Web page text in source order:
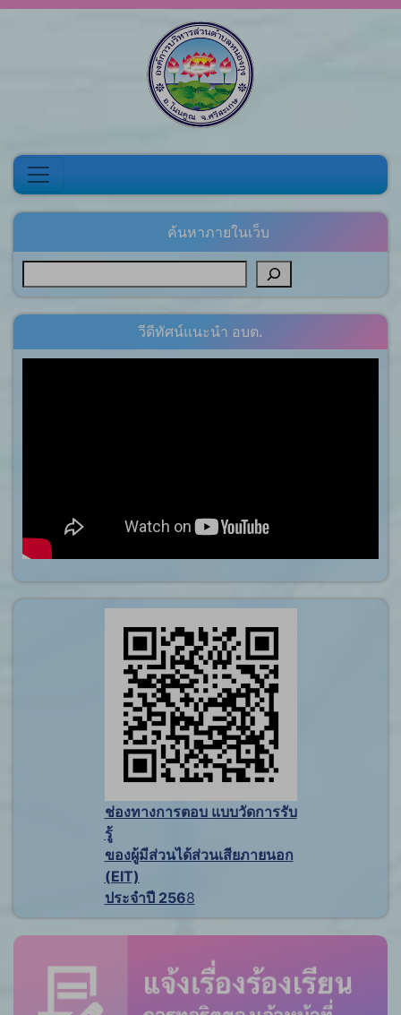
ค้นหาภายในเว็บ
วีดีทัศน์แนะนำ อบต.
ช่องทางการตอบ แบบวัดการรับ
รู้
ของผู้มีส่วนได้ส่วนเสียภายนอก
(EIT)
ประจำปี 2568